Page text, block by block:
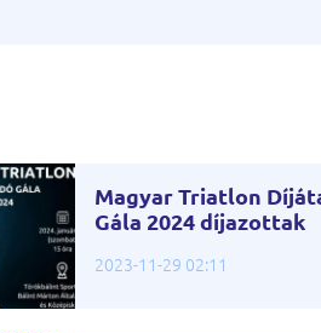
Magyar Triatlon
Gála 2024 díjazottak
2023-11-29 02:11